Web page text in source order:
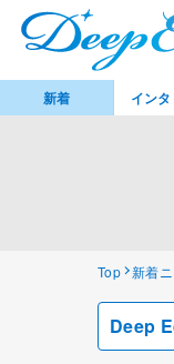
Top 新着
Deep
新着 イン